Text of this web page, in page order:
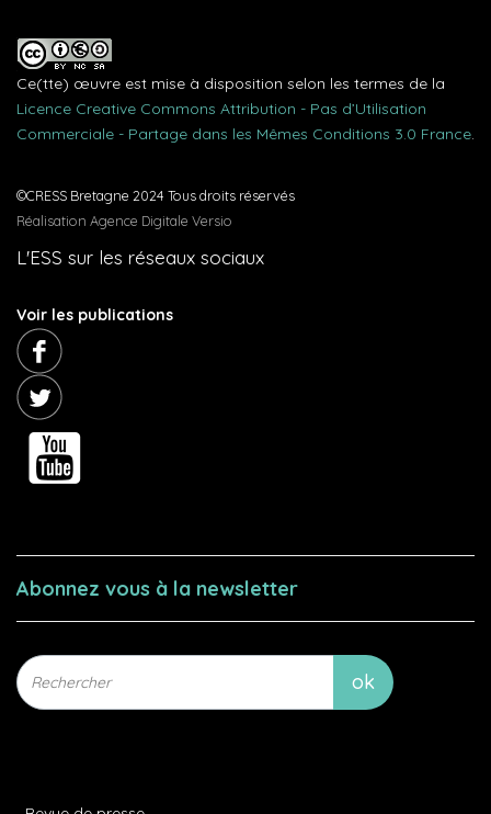
Ce(tte) œuvre est mise à disposition selon les termes de la
Licence Creative Commons Attribution - Pas d’Utilisation
Commerciale - Partage dans les Mêmes Conditions 3.0 France.
©CRESS Bretagne 2024 Tous droits réservés
Réalisation Agence Digitale Versio
L'ESS sur les réseaux sociaux
Voir les publications
Abonnez vous à la newsletter